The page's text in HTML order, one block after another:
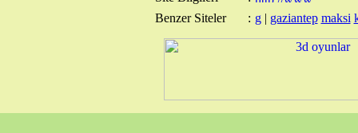
Benzer Siteler
: g| gaziantep maksi